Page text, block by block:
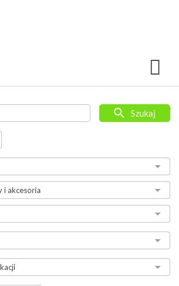
Szukaj